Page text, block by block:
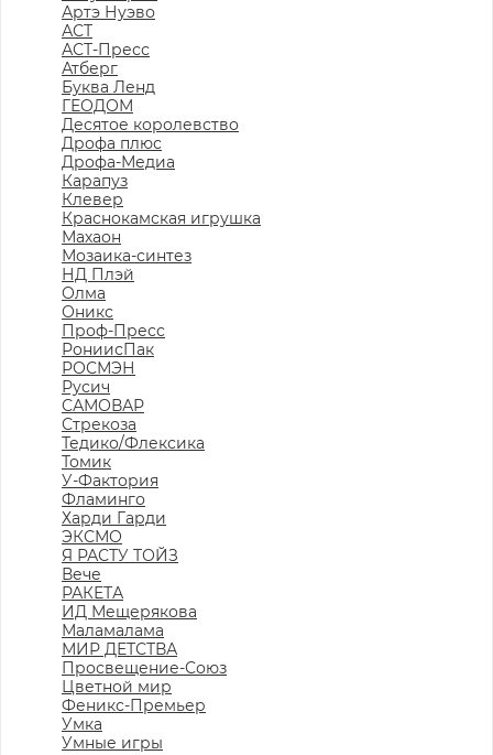
Артэ Нуэво
АСТ
АСТ-Пресс
Атберг
Буква Ленд
ГЕОДОМ
Десятое королевство
Дрофа плюс
Дрофа-Медиа
Карапуз
Клевер
Краснокамская игрушка
Махаон
Мозаика-синтез
НД Плэй
Олма
Оникс
Проф-Пресс
РониисПак
РОСМЭН
Русич
САМОВАР
Стрекоза
Тедико/Флексика
Томик
У-Фактория
Фламинго
Харди Гарди
ЭКСМО
Я РАСТУ ТОЙЗ
Вече
РАКЕТА
ИД Мещерякова
Маламалама
МИР ДЕТСТВА
Просвещение-Союз
Цветной мир
Феникс-Премьер
Умка
Умные игры